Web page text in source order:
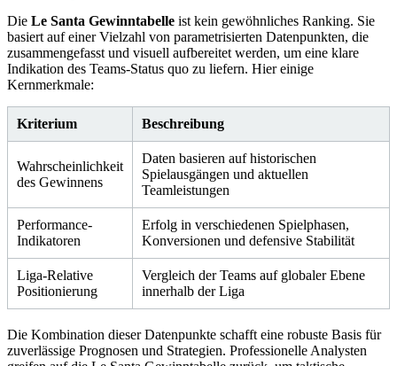
Die Le Santa Gewinntabelle ist kein gewöhnliches Ranking. Sie
basiert auf einer Vielzahl von parametrisierten Datenpunkten, die
zusammengefasst und visuell aufbereitet werden, um eine klare
Indikation des Teams-Status quo zu liefern. Hier einige
Kernmerkmale:
Kriterium Beschreibung
Wahrscheinlichkeit
des Gewinnens
Daten basieren auf historischen
Spielausgängen und aktuellen
Teamleistungen
Performance-
Indikatoren
Erfolg in verschiedenen Spielphasen,
Konversionen und defensive Stabilität
Liga-Relative
Positionierung
Vergleich der Teams auf globaler Ebene
innerhalb der Liga
Die Kombination dieser Datenpunkte schafft eine robuste Basis für
zuverlässige Prognosen und Strategien. Professionelle Analysten